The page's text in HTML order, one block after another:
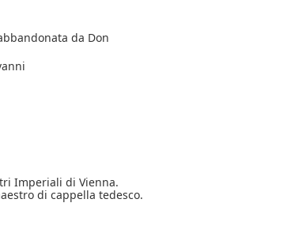
da Don
Imperiali di Vienna.
di cappella tedesco.